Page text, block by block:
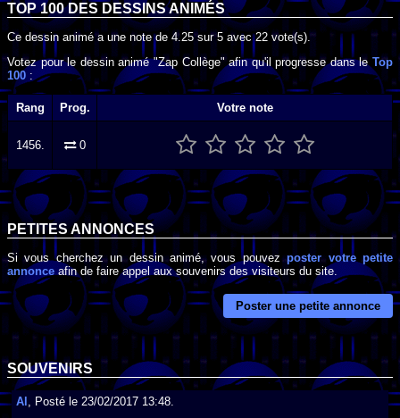
TOP 100 DES DESSINS ANIMÉS
Ce dessin animé a une note de 4.25sur5 avec22 vote(s).
Votez pour le dessin animé "Zap Collège" afin qu'il progresse dans le Top
100 :
Rang Prog. Votre note
1456. 0
PETITES ANNONCES
Si vous cherchez un dessin animé, vous pouvezposter votre petite
annonce afin de faire appel aux souvenirs des visiteurs du site.
Poster une petite annonce
SOUVENIRS
Al , Posté le 23/02/2017 13:48.